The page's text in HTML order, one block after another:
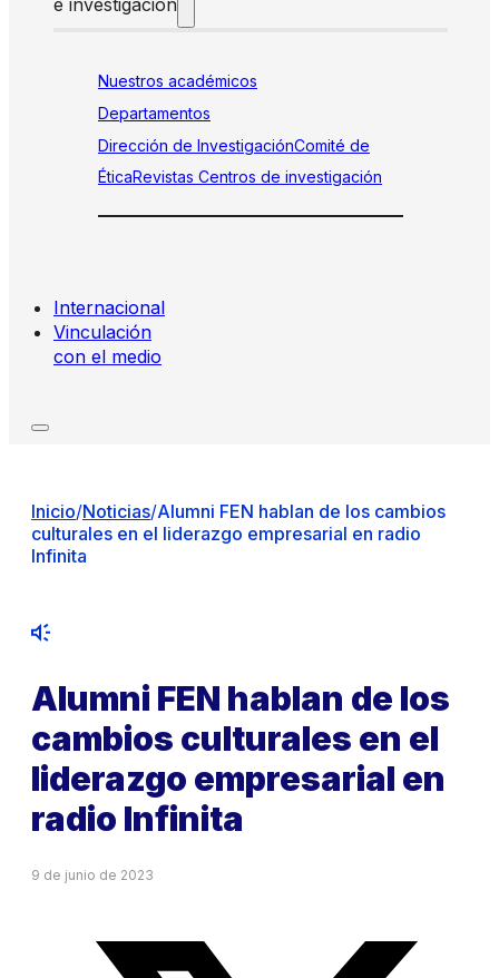
Nuestros académicos
Departamentos
Dirección de InvestigaciónComité de
ÉticaRevistas Centros de investigación
Internacional
Vinculación
con el medio
Inicio/Noticias/Alumni FEN hablan de los cambios
culturales en el liderazgo empresarial en radio
Infinita
Alumni FEN hablan de los
cambios culturales en el
liderazgo empresarial en
radio Infinita
9 de junio de 2023